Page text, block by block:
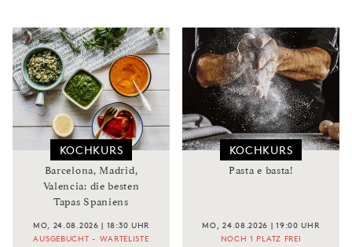
KOCHKURS
Barcelona, Madrid,
Valencia: die besten
Tapas Spaniens
MO, 24.08.2026 | 18:30 UHR
AUSGEBUCHT - WARTELISTE
KOCHKURS
Pasta e basta!
MO, 24.08.2026 | 19:00 UHR
NOCH 1 PLATZ FREI